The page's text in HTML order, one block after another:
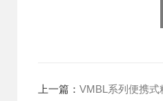
上一篇： VMBL系列便携式